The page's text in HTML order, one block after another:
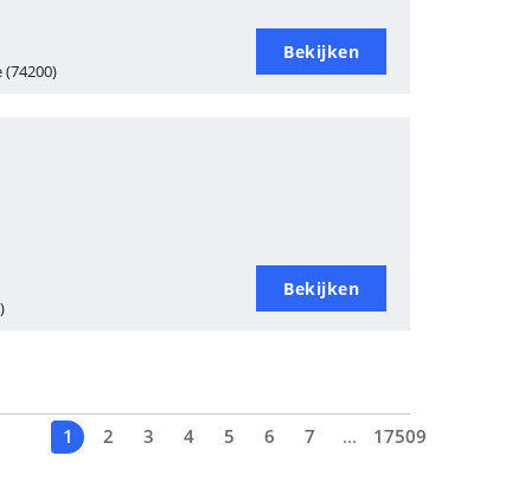
Bekijken
Bekijken
1 2 3 4 5 6 7 ... 17509